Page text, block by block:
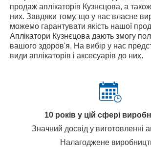
продаж аплікаторів Кузнєцова, а
них. Завдяки тому, що у нас власне
можемо гарантувати якість нашої
Аплікатори Кузнєцова дають змогу
вашого здоров'я. На вибір у нас
види аплікаторів і аксесуарів до них.
10 років у цій сфері
Значний досвід у виготовленні
Налагоджене